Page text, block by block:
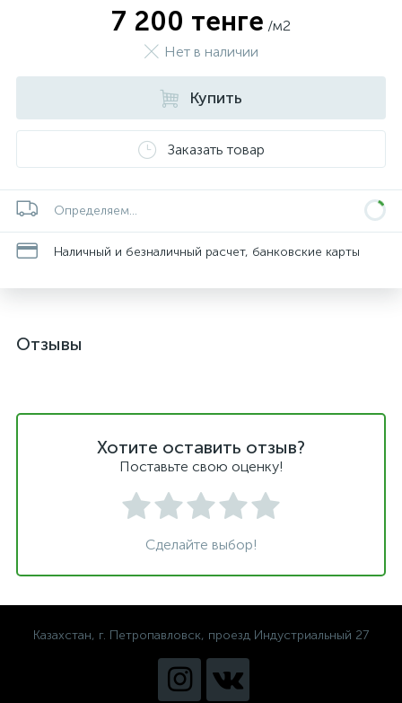
7 200 тенге /м2
Нет в наличии
Купить
Заказать товар
Определяем...
Наличный и безналичный расчет, банковские карты
Отзывы
Хотите оставить отзыв?
Поставьте свою оценку!
Сделайте выбор!
Казахстан, г. Петропавловск, проезд Индустриальный 27